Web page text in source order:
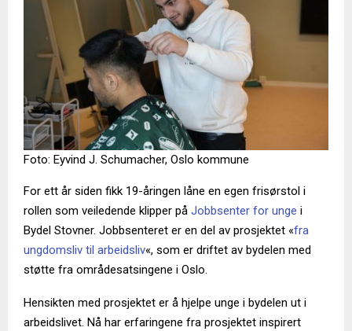
Foto: Eyvind J. Schumacher, Oslo kommune
For ett år siden fikk 19-åringen låne en egen frisørstol i
rollen som veiledende klipper på Jobbsenter for unge i
Bydel Stovner. Jobbsenteret er en del av prosjektet «fra
ungdomsliv til arbeidsliv«, som er driftet av bydelen med
støtte fra områdesatsingene i Oslo.
Hensikten med prosjektet er å hjelpe unge i bydelen ut i
arbeidslivet. Nå har erfaringene fra prosjektet inspirert